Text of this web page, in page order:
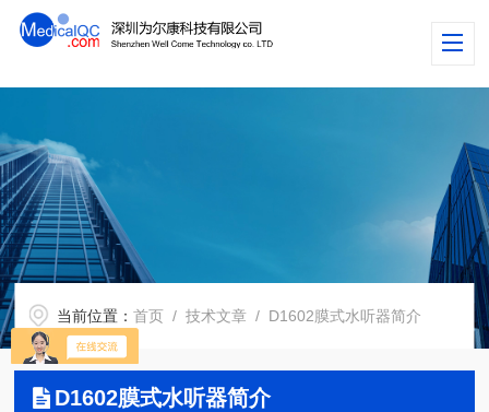
当前位置：首页 /技术文章 / D1602膜式水听器简介
D1602膜式水听器简介